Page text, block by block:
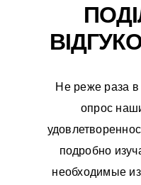
Не реже раза
опрос
подробно
необходимые